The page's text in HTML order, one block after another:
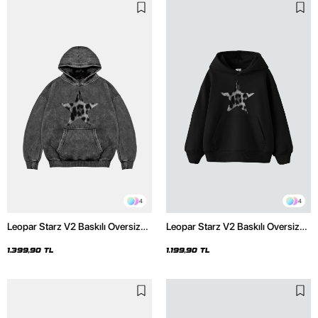
4
Leopar Starz V2 Baskılı Oversize
Hoodie
1.399,90 TL
4
Leopar Starz V2 Baskılı Oversize
1.199,90 TL